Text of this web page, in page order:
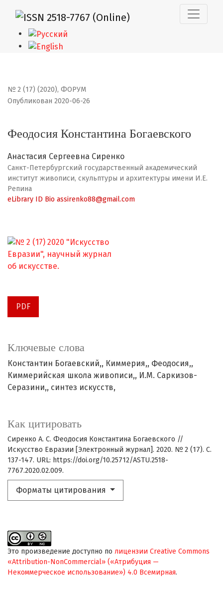
№ 2 (17) (2020), ФОРУМ
Феодосия Константина Богаевского
Опубликован 2020-06-26
Анастасия Сергеевна Сиренко
Санкт-Петербургский государственный академический
институт живописи, скульптуры и архитектуры имени И.Е.
Репина
eLibrary ID Bio assirenko88@gmail.com
PDF
Ключевые слова
Константин Богаевский, Киммерия, Феодосия,
Киммерийская школа живописи, И.М. Саркизов-
Серазини, синтез искусств,
Как цитировать
Сиренко А. С. Феодосия Константина Богаевского //
Искусство Евразии [Электронный журнал]. 2020. № 2 (17). С.
137-147. URL: https://doi.org/10.25712/ASTU.2518-
7767.2020.02.009.
Форматы цитирования
Это произведение доступно по лицензии Creative Commons
«Attribution-NonCommercial» («Атрибуция —
Некоммерческое использование») 4.0 Всемирная.